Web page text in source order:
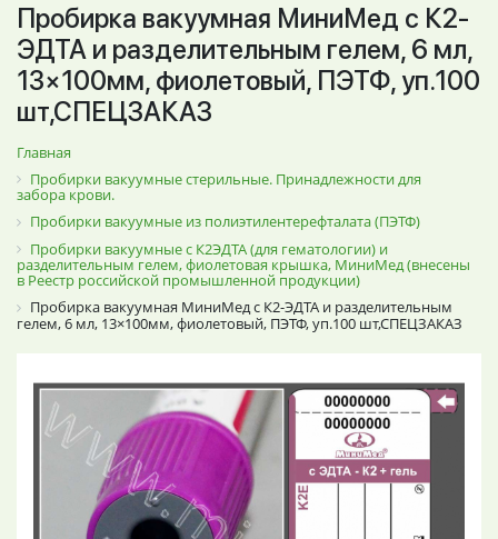
Пробирка вакуумная МиниМед с К2-
ЭДТА и разделительным гелем, 6 мл,
13×100мм, фиолетовый, ПЭТФ, уп.100
шт,СПЕЦЗАКАЗ
Главная
Пробирки вакуумные стерильные. Принадлежности для
забора крови.
Пробирки вакуумные из полиэтилентерефталата (ПЭТФ)
Пробирки вакуумные с К2ЭДТА (для гематологии) и
разделительным гелем, фиолетовая крышка, МиниМед (внесены
в Реестр российской промышленной продукции)
Пробирка вакуумная МиниМед с К2-ЭДТА и разделительным
гелем, 6 мл, 13×100мм, фиолетовый, ПЭТФ, уп.100 шт,СПЕЦЗАКАЗ